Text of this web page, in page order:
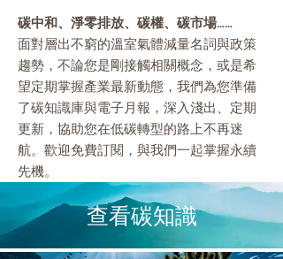
碳中和、淨零排放、碳權、碳市場……
面對層出不窮的溫室氣體減量名詞與政策
趨勢，不論您是剛接觸相關概念，或是希
望定期掌握產業最新動態，我們為您準備
了碳知識庫與電子月報，深入淺出、定期
更新，協助您在低碳轉型的路上不再迷
航。歡迎免費訂閱，與我們一起掌握永續
先機。
​查看碳知識